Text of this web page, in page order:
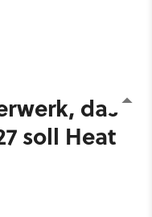
das
soll Heat